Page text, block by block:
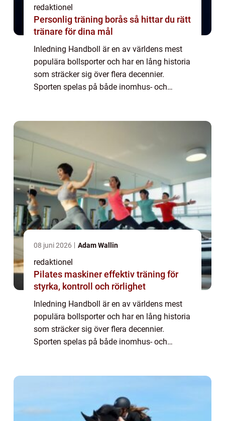
redaktionel
Personlig träning borås så hittar du rätt
tränare för dina mål
Inledning Handboll är en av världens mest
populära bollsporter och har en lång historia
som sträcker sig över flera decennier.
Sporten spelas på både inomhus- och
08 juni 2026 Adam Wallin
redaktionel
Pilates maskiner effektiv träning för
styrka, kontroll och rörlighet
Inledning Handboll är en av världens mest
populära bollsporter och har en lång historia
som sträcker sig över flera decennier.
Sporten spelas på både inomhus- och